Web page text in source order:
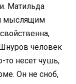
Матильда
мыслящим
человек
то несет чушь,
Он не сноб,